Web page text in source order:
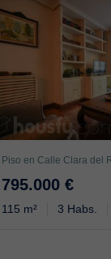
795.000 €
115 m² 3 Habs.